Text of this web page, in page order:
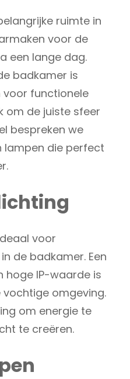
ruimte in
voor de
een lange dag.
badkamer is
voor functionele
om de juiste sfeer
bespreken we
lampen die perfect
voor
de badkamer. Een
hoge IP-waarde is
omgeving.
om energie te
te creëren.